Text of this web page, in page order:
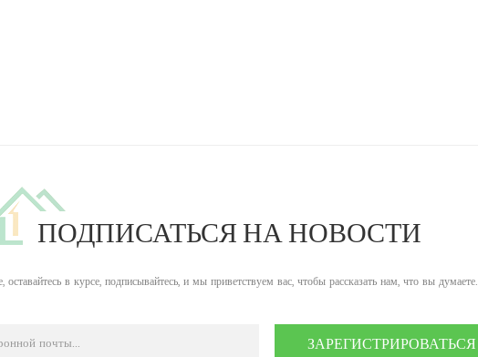
ПОДПИСАТЬСЯ НА НОВОСТИ
оставайтесь в курсе, подписывайтесь, и мы приветствуем вас, чтобы рассказать нам, что вы думаете.